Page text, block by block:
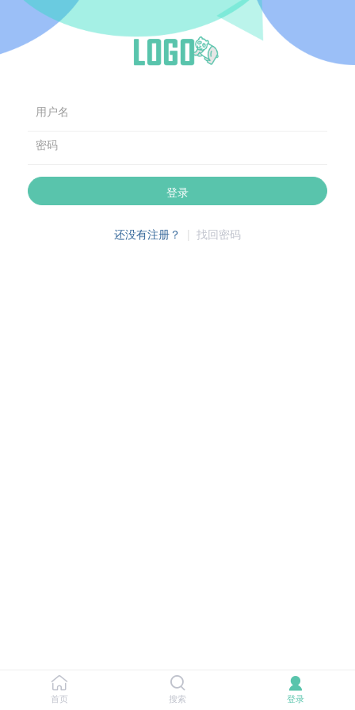
用户名
密码
登录
还没有注册？ | 找回密码
首页 搜索 登录